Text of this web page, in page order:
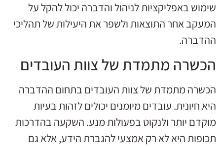
שימוש באפליקציות לניהול והדברה יכול להקל על
המעקב אחר התוצאות ולשפר את היעילות של תהליכי
ההדברה.
הכשרה מתמדת של צוות העובדים
הכשרה מתמדת של צוות העובדים בתחום ההדברה
היא חיונית. עובדים מיומנים יכולים לזהות בעיות
מוקדם יותר ולנקוט בפעולות מנע. השקעה בהדרכות
תכופות היא לא רק אמצעי להגברת הידע, אלא גם